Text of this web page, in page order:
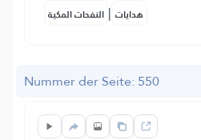
النفحات المكية | هدايات
Nummer der Seite: 550